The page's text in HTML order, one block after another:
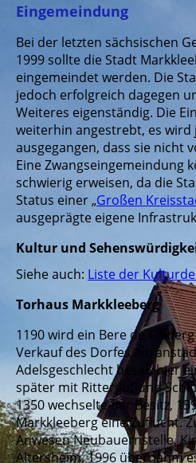
Eingemeindung
Bei der letzten sächsischen
1999 sollte die Stadt
eingemeindet werden. Die
jedoch erfolgreich dagegen
Weiteres eigenständig. Die
weiterhin angestrebt, es wird
ausgegangen, dass sie nicht
Eine Zwangseingemeindung
schwierig erweisen, da die
Status einer „Großen
ausgeprägte eigene
Kultur und
Siehe auch: Liste der
Torhaus Markkleeberg
1190 wird ein Bere de
Verkauf des Dorfes
Adelsgeschlecht besaß hier
später mit Rittergut und
1350 wechselte der Besitz,
Markkleeberg eine Zuflucht.
Anwesen Neubauernstelle,
Altersheim. 1996 übernahm